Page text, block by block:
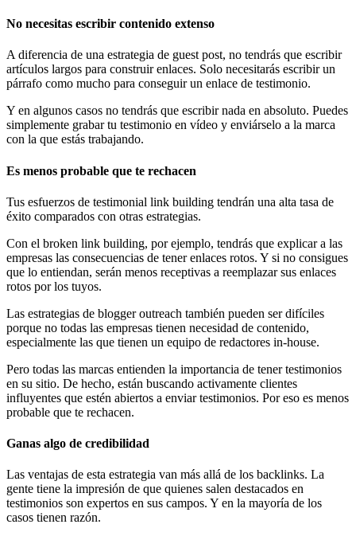
No necesitas escribir contenido extenso
A diferencia de una estrategia de guest post, no tendrás que escribir
artículos largos para construir enlaces. Solo necesitarás escribir un
párrafo como mucho para conseguir un enlace de testimonio.
Y en algunos casos no tendrás que escribir nada en absoluto. Puedes
simplemente grabar tu testimonio en vídeo y enviárselo a la marca
con la que estás trabajando.
Es menos probable que te rechacen
Tus esfuerzos de testimonial link building tendrán una alta tasa de
éxito comparados con otras estrategias.
Con el broken link building, por ejemplo, tendrás que explicar a las
empresas las consecuencias de tener enlaces rotos. Y si no consigues
que lo entiendan, serán menos receptivas a reemplazar sus enlaces
rotos por los tuyos.
Las estrategias de blogger outreach también pueden ser difíciles
porque no todas las empresas tienen necesidad de contenido,
especialmente las que tienen un equipo de redactores in-house.
Pero todas las marcas entienden la importancia de tener testimonios
en su sitio. De hecho, están buscando activamente clientes
influyentes que estén abiertos a enviar testimonios. Por eso es menos
probable que te rechacen.
Ganas algo de credibilidad
Las ventajas de esta estrategia van más allá de los backlinks. La
gente tiene la impresión de que quienes salen destacados en
testimonios son expertos en sus campos. Y en la mayoría de los
casos tienen razón.